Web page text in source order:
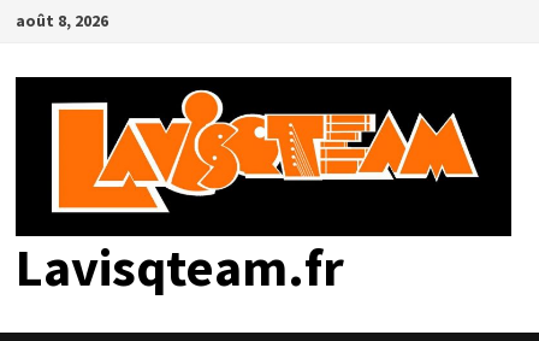
Passer
contenu
août 8, 2026
Lavisqteam.fr